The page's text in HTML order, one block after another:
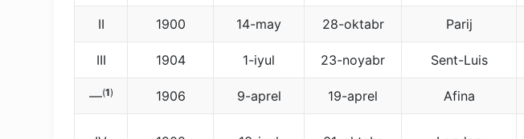
II 1900 14-may 28-oktabr Parij
III 1904 1-iyul 23-noyabr Sent-Luis
—(1) 1906 9-aprel 19-aprel Afina